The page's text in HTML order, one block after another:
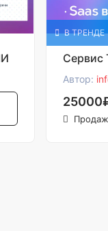
В ТРЕНДЕ
Сервис
Автор: